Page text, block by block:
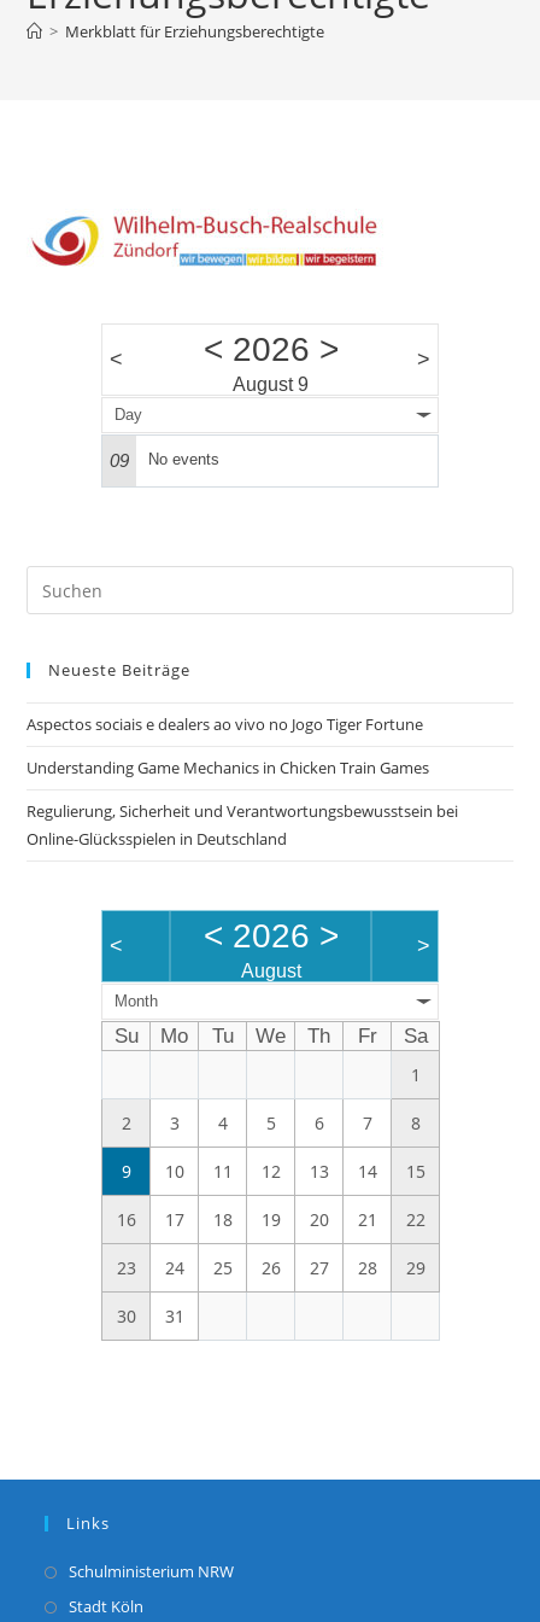
> Merkblatt für Erziehungsberechtigte
< < 2026 >
August 9
>
Day
09 No events
Neueste Beiträge
Aspectos sociais e dealers ao vivo no Jogo Tiger Fortune
Understanding Game Mechanics in Chicken Train Games
Regulierung, Sicherheit und Verantwortungsbewusstsein bei
Online-Glücksspielen in Deutschland
< < 2026 >
August
>
Month
Su Mo Tu We Th Fr
Sa
1
2 3 4 5 6 7 8
9 10 11 12 13 14 15
16 17 18 19 20 21 22
23 24 25 26 27 28 29
30 31
Links
Schulministerium NRWOpens
Stadt Köln